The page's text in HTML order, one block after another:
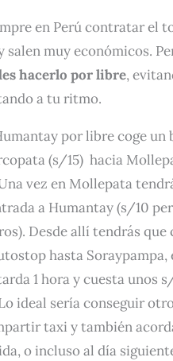
en Perú contratar el
salen muy económicos.
hacerlo por libre,
a tu ritmo.
por libre coge un
(s/15) hacia
vez en Mollepata
a Humantay (s/10
Desde allí tendrás que
hasta
1 hora y cuesta unos
ideal sería conseguir
taxi y también
o incluso al día